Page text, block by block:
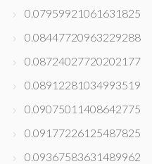
0.07959921061631825
0.08447720963229288
0.08724027720202177
0.08912281034993519
0.09075011408642775
0.09177226125487825
0.09367583631489962